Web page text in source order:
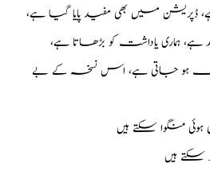
ڈپریشن میں بھی مفید پایا گیا ہے،
ہماری یاداشت کو بڑھاتا ہے،
ٹھیک ہو جاتی ہے، اس نسخہ کے بے
ہوئی منگوا سکتے ہیں
ہیں